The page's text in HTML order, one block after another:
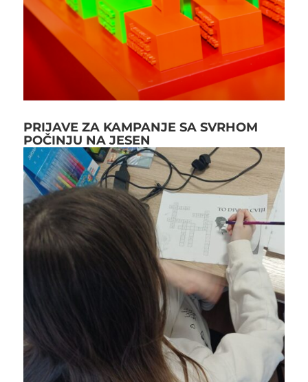
PRIJAVE ZA KAMPANJE SA SVRHOM
POČINJU NA JESEN